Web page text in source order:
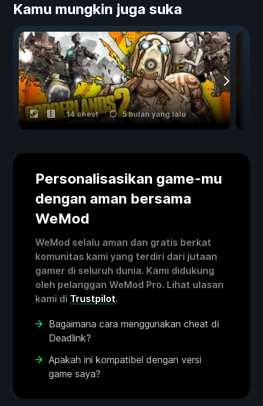
Kamu mungkin juga suka
14 cheat 5 bulan yang lalu
Personalisasikan game-mu
dengan aman bersama
WeMod
WeMod selalu aman dan gratis berkat
komunitas kami yang terdiri dari jutaan
gamer di seluruh dunia. Kami didukung
oleh pelanggan WeMod Pro. Lihat ulasan
kami di Trustpilot.
Bagaimana cara menggunakan cheat di
Deadlink?
Apakah ini kompatibel dengan versi
game saya?